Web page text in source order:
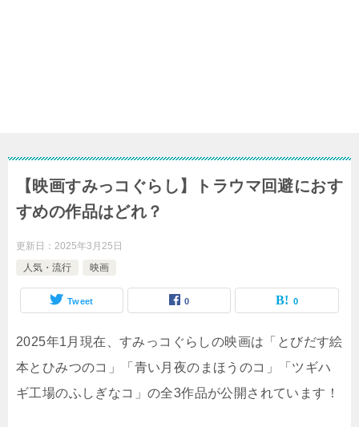
【映画すみっコぐらし】トラウマ回避におす
すめの作品はどれ？
更新日： 2025年3月25日
人気・流行
映画
Tweet 0 0
2025年1月現在、すみっコぐらしの映画は「とびだす絵
本とひみつのコ」「青い月夜のまほうのコ」「ツギハ
ギ工場のふしぎなコ」の全3作品が公開されています！